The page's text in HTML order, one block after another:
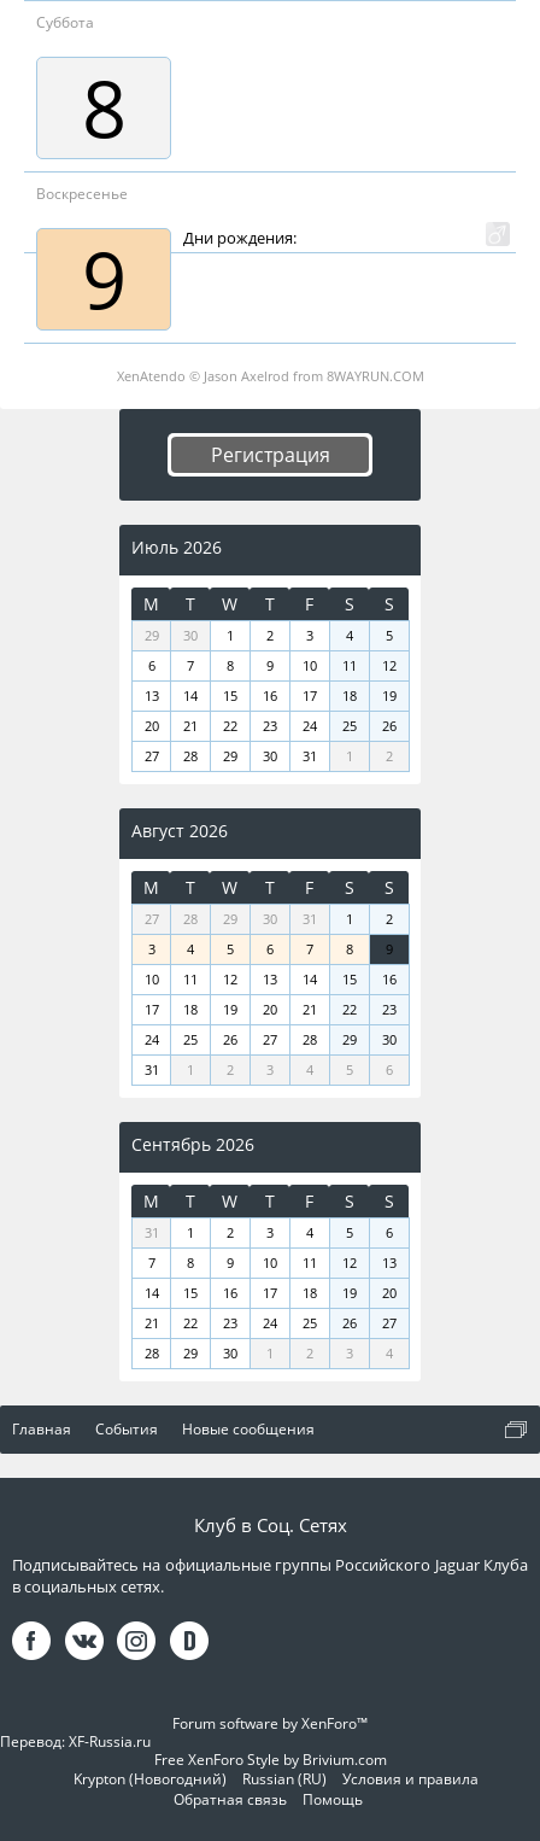
Суббота
8
Воскресенье
9 Дни рождения:
XenAtendo © Jason Axelrod from 8WAYRUN.COM
Регистрация
Июль 2026
M T W T F S S
29 30 1 2 3 4
5
6
7 8 9 10 11
12
13
14 15 16 17 18
19
20
21 22 23 24 25
26
27
28 29 30 31 1 2
Август 2026
M T W T F S S
27 28 29 30 31 1
2
3
4 5 6 7 8
9
10
11 12 13 14 15
16
17
18 19 20 21 22
23
24
25 26 27 28 29
30
31
1 2 3 4 5 6
Сентябрь 2026
M T W T F S S
31 1 2 3 4 5
6
7
8 9 10 11 12
13
14
15 16 17 18 19
20
21
22 23 24 25 26
27
28
29 30 1 2 3 4
Главная События Новые сообщения
Клуб в Соц. Сетях
Подписывайтесь на официальные группы Российского Jaguar Клуба
в социальных сетях.
Forum software by XenForo™
Перевод:XF-Russia.ru
Free XenForo Style by Brivium.com
Krypton (Новогодний)
Russian (RU)
Условия и правила
Обратная связь
Помощь